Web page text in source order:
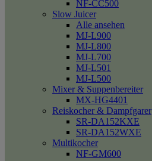
NF-CC500
Slow Juicer
Alle ansehen
MJ-L900
MJ-L800
MJ-L700
MJ-L501
MJ-L500
Mixer & Suppenbereiter
MX-HG4401
Reiskocher & Dampfgarer
SR-DA152KXE
SR-DA152WXE
Multikocher
NF-GM600